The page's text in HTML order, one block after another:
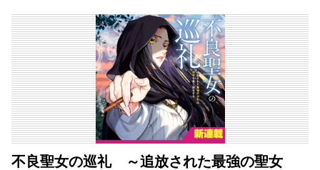
不良聖女の巡礼 ～追放された最強の聖女